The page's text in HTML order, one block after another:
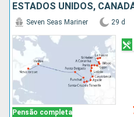
Pensão completa
Seven Seas Mariner 29 d